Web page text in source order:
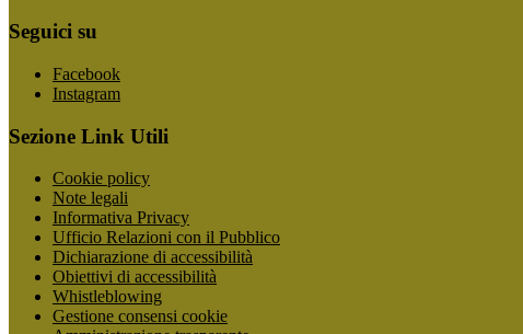
Seguici su
Facebook
Instagram
Sezione Link Utili
Cookie policy
Note legali
Informativa Privacy
Ufficio Relazioni con il Pubblico
Dichiarazione di accessibilità
Obiettivi di accessibilità
Whistleblowing
Gestione consensi cookie